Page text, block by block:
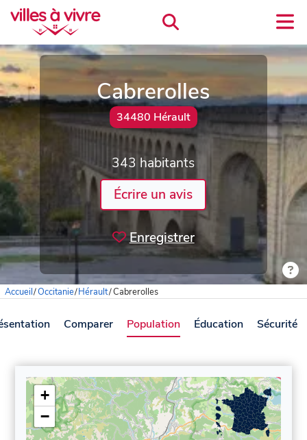
Cabrerolles
34480 Hérault
343 habitants
Écrire un avis
Enregistrer
Accueil/Occitanie/Hérault/Cabrerolles
Comparer Population Éducation Sécurité
+
−